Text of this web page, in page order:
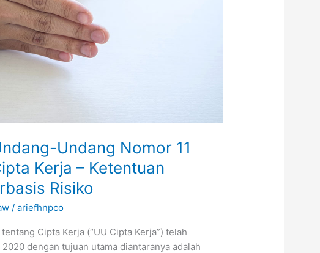
Undang Nomor 11
Kerja – Ketentuan
Risiko
/ariefhnpco
Cipta Kerja (“UU Cipta Kerja”) telah
dengan tujuan utama diantaranya adalah